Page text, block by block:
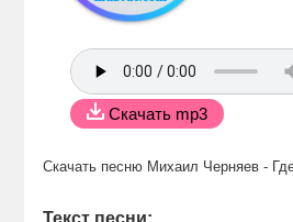
Скачать mp3
Скачать песню Михаил Черняев -
Текст песни: